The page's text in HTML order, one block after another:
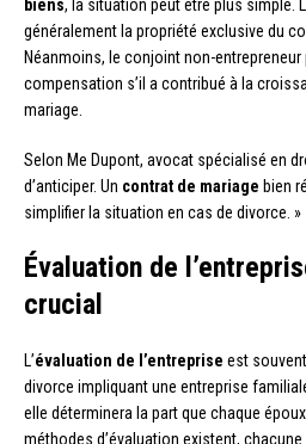
biens, la situation peut être plus simple.
généralement la propriété exclusive du
Néanmoins, le conjoint non-
compensation s’il a contribué à la
mariage.
Selon Me Dupont, avocat spécialisé en
d’anticiper. Un contrat de mariage bien
simplifier la situation en cas de divorce. »
Évaluation de
crucial
L’évaluation de l’entreprise est
divorce impliquant une entreprise
elle déterminera la part que chaque
méthodes d’évaluation existent,